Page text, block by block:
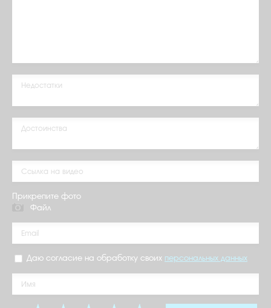
Прикрепите фото
Файл
Даю согласие на обработку своих персональных данных